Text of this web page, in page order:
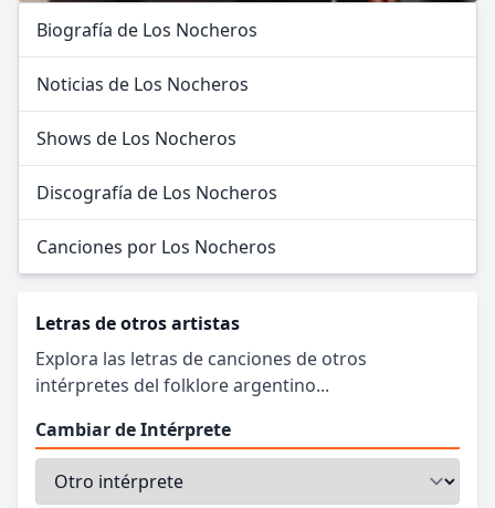
Biografía de Los Nocheros
Noticias de Los Nocheros
Shows de Los Nocheros
Discografía de Los Nocheros
Canciones por Los Nocheros
Letras de otros artistas
Explora las letras de canciones de otros
intérpretes del folklore argentino...
Cambiar de Intérprete